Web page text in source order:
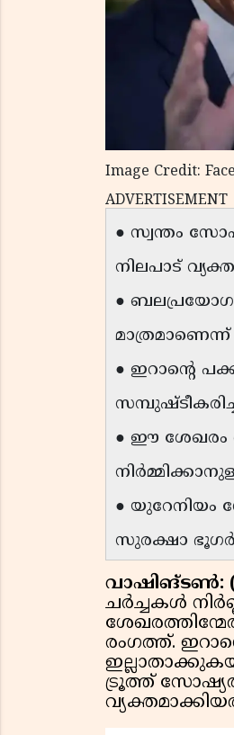
Image Credit:
ADVERTISEMENT
● സ്വന്തം
നിലപാട്
●
● ഇറാന്റെ
● ഈ ശേഖരം
● യുറേനിയം
സുരക്ഷാ
വാഷിങ്ടൺ:
ചർച്ചകൾ
രംഗത്ത്.
ട്രൂത്ത്